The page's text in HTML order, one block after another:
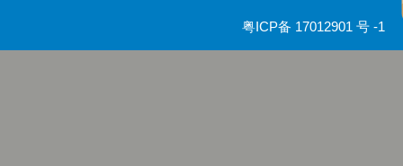
粤ICP备 17012901 号 -1